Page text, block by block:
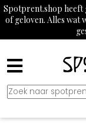
Spotprent.shop heeft
of geloven. Alles wat